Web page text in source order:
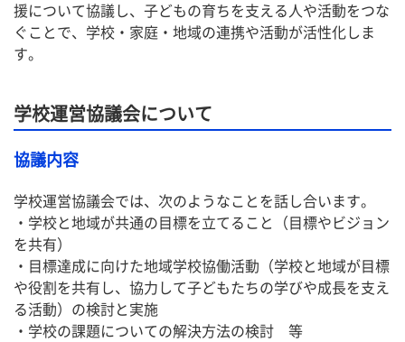
援について協議し、子どもの育ちを支える人や活動をつな
ぐことで、学校・家庭・地域の連携や活動が活性化しま
す。
学校運営協議会について
協議内容
学校運営協議会では、次のようなことを話し合います。
・学校と地域が共通の目標を立てること（目標やビジョン
を共有）
・目標達成に向けた地域学校協働活動（学校と地域が目標
や役割を共有し、協力して子どもたちの学びや成長を支え
る活動）の検討と実施
・学校の課題についての解決方法の検討　等